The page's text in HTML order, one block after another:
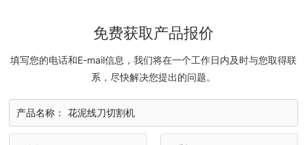
免费获取产品报价
填写您的电话和E-mail信息，我们将在一个工作日内及时与您取得联
系，尽快解决您提出的问题。
产品名称： 花泥线刀切割机